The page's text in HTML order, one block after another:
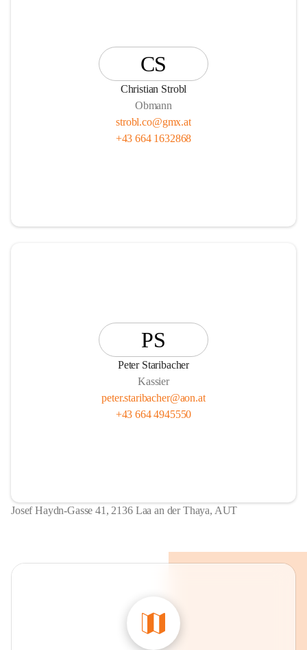
CS
Christian Strobl
Obmann
strobl.co@gmx.at
+43 664 1632868
PS
Peter Staribacher
Kassier
peter.staribacher@aon.at
+43 664 4945550
Josef Haydn-Gasse 41, 2136 Laa an der Thaya, AUT